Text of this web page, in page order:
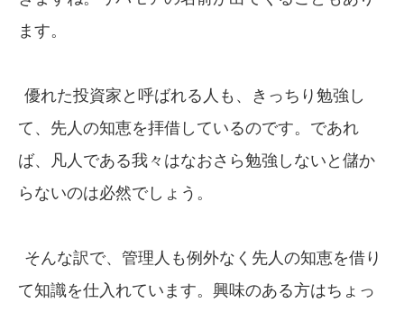
ます。
優れた投資家と呼ばれる人も、きっちり勉強し
て、先人の知恵を拝借しているのです。であれ
ば、凡人である我々はなおさら勉強しないと儲か
らないのは必然でしょう。
そんな訳で、管理人も例外なく先人の知恵を借り
て知識を仕入れています。興味のある方はちょっ